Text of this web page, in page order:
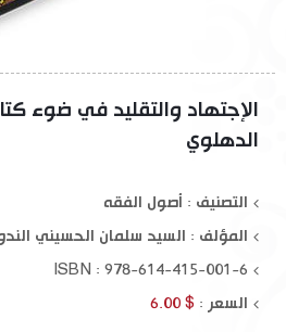
الإجتهاد والتقليد في ضوء
الدهلوي
التصنيف : أصول الفقه
المؤلف : السيد سلمان الحسيني
ISBN : 978-614-415-001-6
السعر : $ 6.00